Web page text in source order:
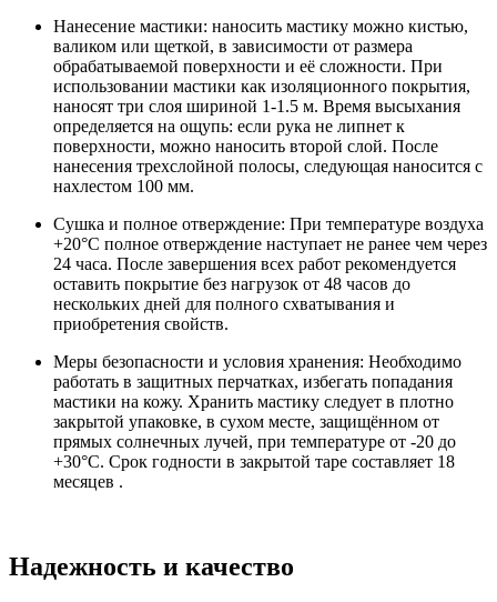
Нанесение мастики: наносить мастику можно кистью,
валиком или щеткой, в зависимости от размера
обрабатываемой поверхности и её сложности. При
использовании мастики как изоляционного покрытия,
наносят три слоя шириной 1-1.5 м. Время высыхания
определяется на ощупь: если рука не липнет к
поверхности, можно наносить второй слой. После
нанесения трехслойной полосы, следующая наносится с
нахлестом 100 мм.
Сушка и полное отверждение: При температуре воздуха
+20°C полное отверждение наступает не ранее чем через
24 часа. После завершения всех работ рекомендуется
оставить покрытие без нагрузок от 48 часов до
нескольких дней для полного схватывания и
приобретения свойств.
Меры безопасности и условия хранения: Необходимо
работать в защитных перчатках, избегать попадания
мастики на кожу. Хранить мастику следует в плотно
закрытой упаковке, в сухом месте, защищённом от
прямых солнечных лучей, при температуре от -20 до
+30°C. Срок годности в закрытой таре составляет 18
месяцев .
Надежность и качество